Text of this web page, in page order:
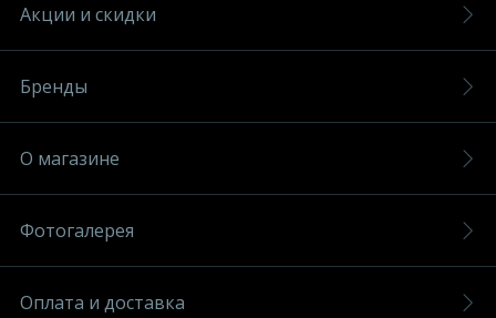
Акции и скидки
Бренды
О магазине
Фотогалерея
Оплата и доставка